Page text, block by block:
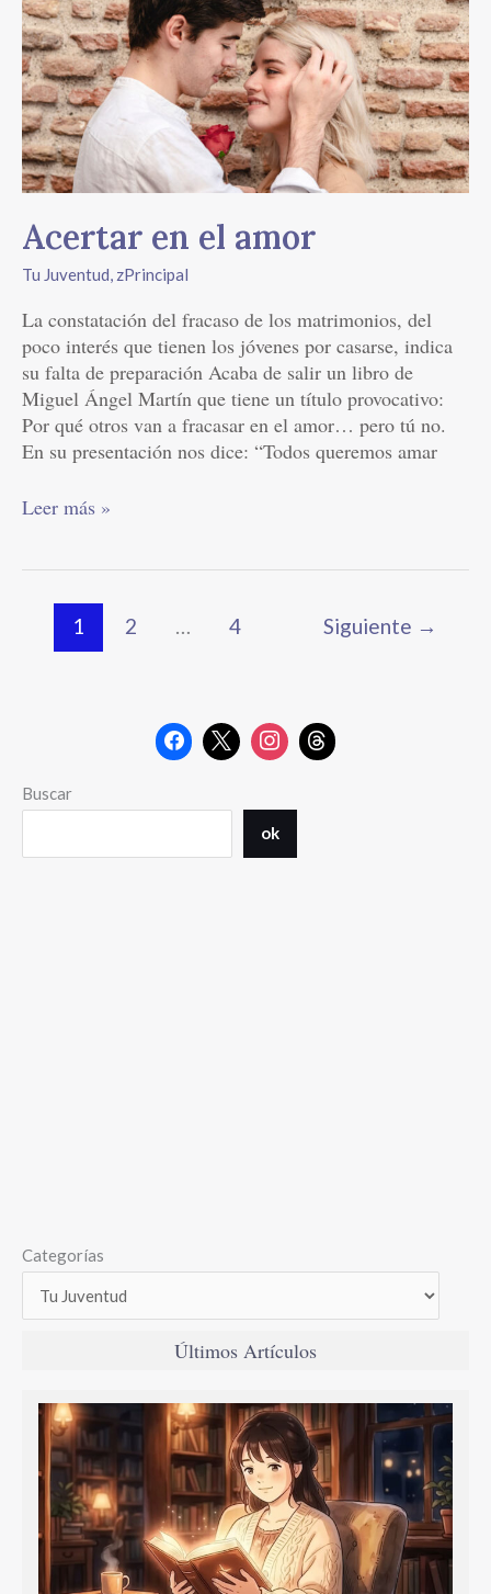
Acertar en el amor
Tu Juventud, zPrincipal
La constatación del fracaso de los matrimonios, del
poco interés que tienen los jóvenes por casarse, indica
su falta de preparación Acaba de salir un libro de
Miguel Ángel Martín que tiene un título provocativo:
Por qué otros van a fracasar en el amor… pero tú no.
En su presentación nos dice: “Todos queremos amar
en
el
amor
Leer más »
1 2 4 Siguiente →
Buscar
ok
Categorías
Últimos Artículos